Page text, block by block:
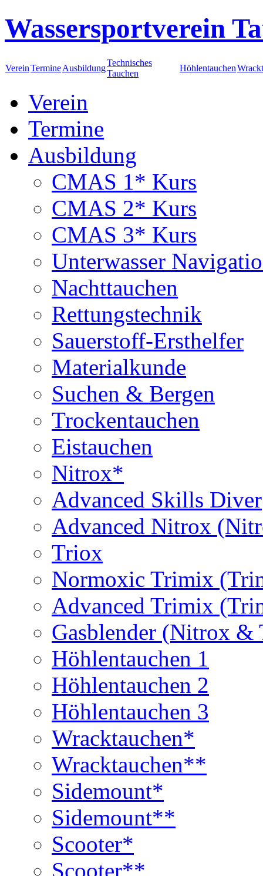
Wassersportverein
VereinTermineAusbildung
Technisches
Tauchen
Höhlentauchen
Verein
Termine
Ausbildung
CMAS 1* Kurs
CMAS 2* Kurs
CMAS 3* Kurs
Unterwasser
Nachttauchen
Rettungstechnik
Sauerstoff-Ersthelfer
Materialkunde
Suchen & Bergen
Trockentauchen
Eistauchen
Nitrox*
Advanced Skills Diver
Advanced Nitrox
Triox
Normoxic Trimix
Advanced Trimix
Gasblender (Nitrox
Höhlentauchen 1
Höhlentauchen 2
Höhlentauchen 3
Wracktauchen*
Wracktauchen**
Sidemount*
Sidemount**
Scooter*
Scooter**